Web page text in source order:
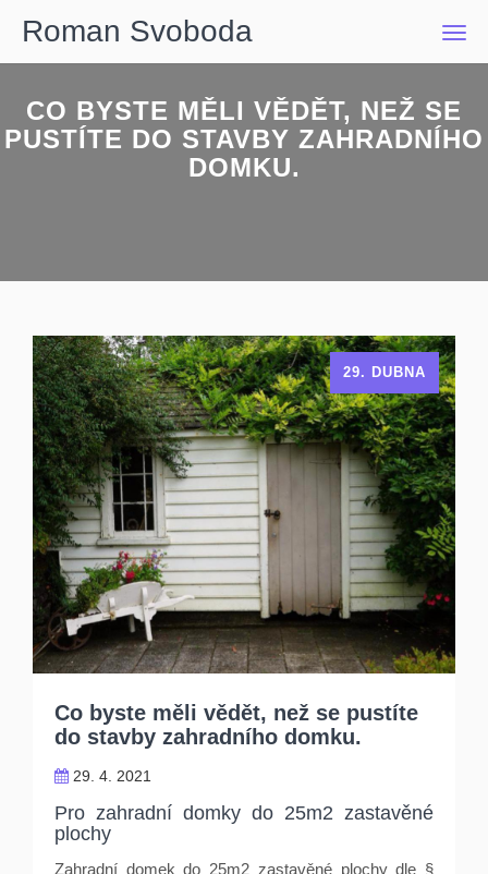
Roman Svoboda
CO BYSTE MĚLI VĚDĚT, NEŽ SE
PUSTÍTE DO STAVBY ZAHRADNÍHO
DOMKU.
Co byste měli vědět, než se pustíte
do stavby zahradního domku.
29. 4. 2021
29. DUBNA
Pro zahradní domky do 25m2 zastavěné
plochy
Zahradní domek do 25m2 zastavěné plochy dle §